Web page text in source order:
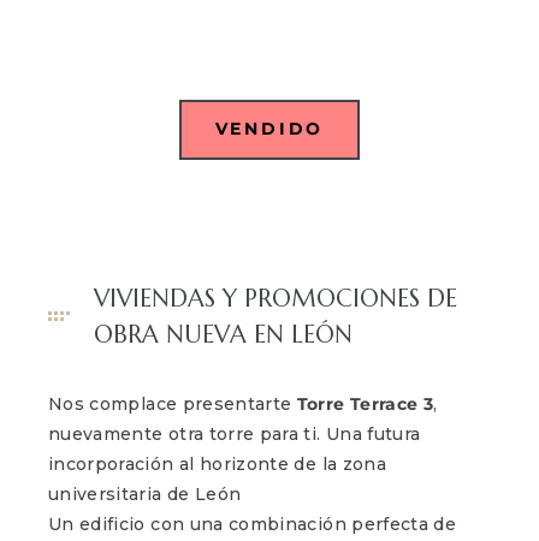
VENDIDO
VIVIENDAS Y PROMOCIONES DE
OBRA NUEVA EN LEÓN
Nos complace presentarte Torre Terrace 3,
nuevamente otra torre para ti. Una futura
incorporación al horizonte de la zona
universitaria de León
Un edificio con una combinación perfecta de